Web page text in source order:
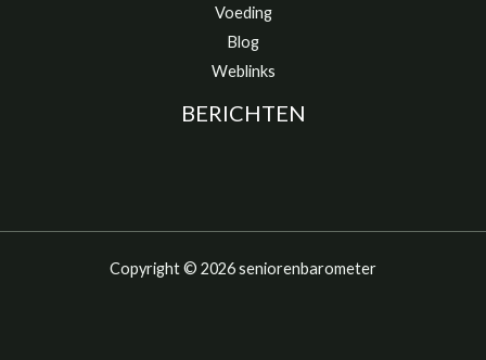
Voeding
Blog
Weblinks
BERICHTEN
Copyright © 2026 seniorenbarometer